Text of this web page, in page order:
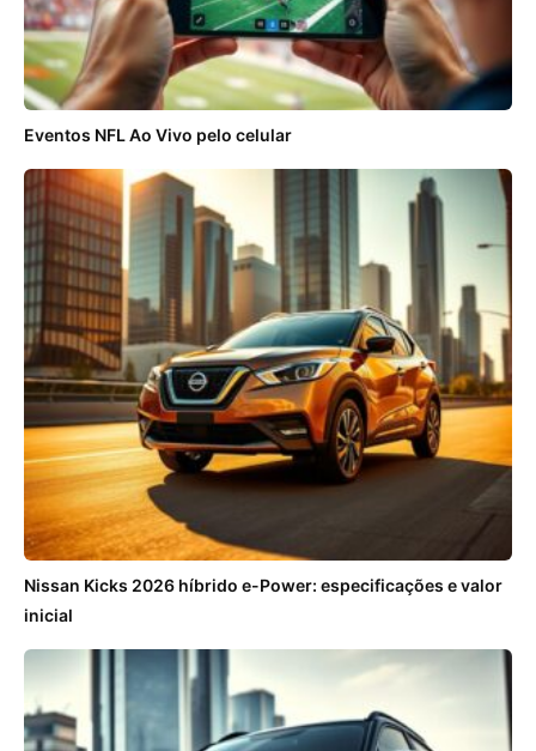
Eventos NFL Ao Vivo pelo celular
Nissan Kicks 2026 híbrido e-Power: especificações e valor
inicial